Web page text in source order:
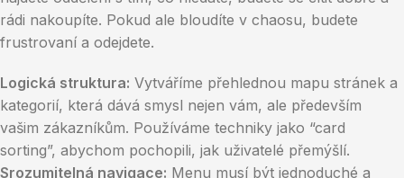
rádi nakoupíte. Pokud ale bloudíte v chaosu, budete
frustrovaní a odejdete.
Logická struktura: Vytváříme přehlednou mapu stránek a
kategorií, která dává smysl nejen vám, ale především
vašim zákazníkům. Používáme techniky jako “card
sorting”, abychom pochopili, jak uživatelé přemýšlí.
Srozumitelná navigace: Menu musí být jednoduché a